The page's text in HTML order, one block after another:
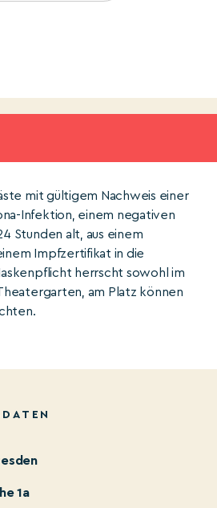
mit gültigem Nachweis einer
Infektion, einem negativen
Stunden alt, aus einem
Impfzertifikat in die
herrscht sowohl im
am Platz können
1a